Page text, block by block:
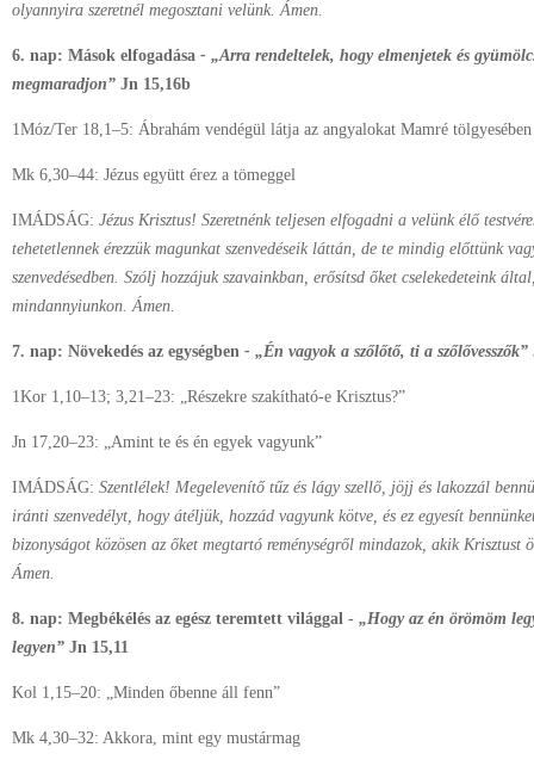
olyannyira szeretnél megosztani velünk. Ámen.
6. nap: Mások elfogadása - „Arra rendeltelek, hogy elmenjetek és
megmaradjon” Jn 15,16b
1Móz/Ter 18,1–5: Ábrahám vendégül látja az angyalokat Mamré tölgyesében
Mk 6,30–44: Jézus együtt érez a tömeggel
IMÁDSÁG: Jézus Krisztus! Szeretnénk teljesen elfogadni a velünk élő
tehetetlennek érezzük magunkat szenvedéseik láttán, de te mindig előttünk
szenvedésedben. Szólj hozzájuk szavainkban, erősítsd őket cselekedeteink
mindannyiunkon. Ámen.
7. nap: Növekedés az egységben - „Én vagyok a szőlőtő, ti a szőlővesszők”
1Kor 1,10–13; 3,21–23: „Részekre szakítható-e Krisztus?”
Jn 17,20–23: „Amint te és én egyek vagyunk”
IMÁDSÁG: Szentlélek! Megelevenítő tűz és lágy szellő, jöjj és lakozzál
iránti szenvedélyt, hogy átéljük, hozzád vagyunk kötve, és ez egyesít
bizonyságot közösen az őket megtartó reménységről mindazok, akik Krisztust
Ámen.
8. nap: Megbékélés az egész teremtett világgal - „Hogy az én örömöm
legyen” Jn 15,11
Kol 1,15–20: „Minden őbenne áll fenn”
Mk 4,30–32: Akkora, mint egy mustármag